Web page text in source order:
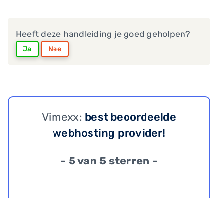
Heeft deze handleiding je goed geholpen?
Ja Nee
Vimexx: best beoordeelde
webhosting provider!
- 5 van 5 sterren -